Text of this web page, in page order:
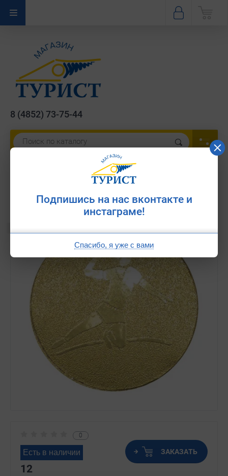
8 (4852) 73-75-44
Вкладыш AM1-7 G
нет
0
Есть в наличии
12
ЗАКАЗАТЬ
Подпишись на нас вконтакте и
инстаграме!
Спасибо, я уже с вами